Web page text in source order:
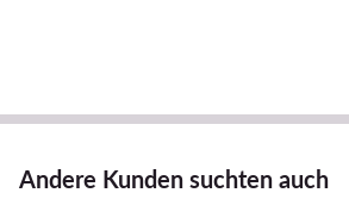
Andere Kunden suchten auch